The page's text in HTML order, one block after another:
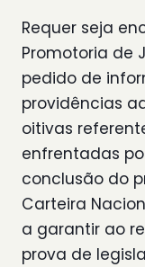
Requer seja
Promotoria de
pedido de
providências
oitivas
enfrentadas
conclusão do
Carteira
a garantir ao
prova de